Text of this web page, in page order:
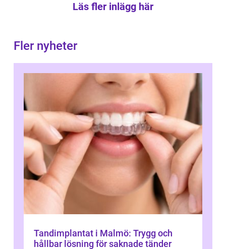
Läs fler inlägg här
Fler nyheter
Tandimplantat i Malmö: Trygg och
hållbar lösning för saknade tänder